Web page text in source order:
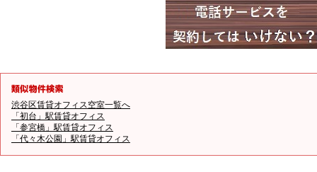
渋谷区賃貸オフィス空室一覧へ
「初台」駅賃貸オフィス
「参宮橋」駅賃貸オフィス
「代々木公園」駅賃貸オフィス